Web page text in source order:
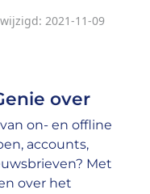
2021-11-09
over
on- en offline
accounts,
Met
over het